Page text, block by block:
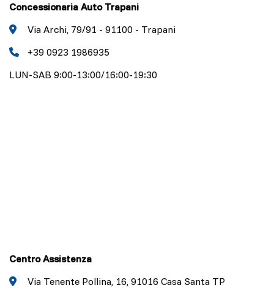
Concessionaria Auto Trapani
Via Archi, 79/91 - 91100 - Trapani
+39 0923 1986935
LUN-SAB 9:00-13:00/16:00-19:30
Centro Assistenza
Via Tenente Pollina, 16, 91016 Casa Santa TP